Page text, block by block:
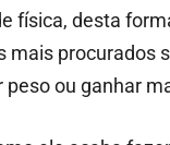
física, desta
mais procurados
peso ou ganhar